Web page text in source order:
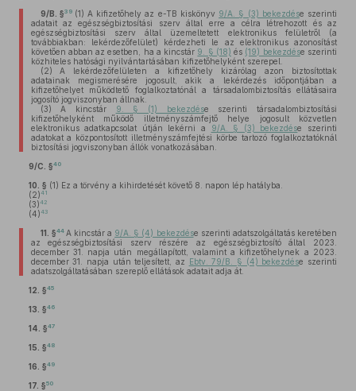
9/B. §39 (1) A kifizetőhely az e-TB kiskönyv 9/A. § (3) bekezdése szerinti
adatait az egészségbiztosítási szerv által erre a célra létrehozott és az
egészségbiztosítási szerv által üzemeltetett elektronikus felületről (a
továbbiakban: lekérdezőfelület) kérdezheti le az elektronikus azonosítást
követően abban az esetben, ha a kincstár 9. § (18) és (19) bekezdése szerinti
közhiteles hatósági nyilvántartásában kifizetőhelyként szerepel.
(2) A lekérdezőfelületen a kifizetőhely kizárólag azon biztosítottak
adatainak megismerésére jogosult, akik a lekérdezés időpontjában a
kifizetőhelyet működtető foglalkoztatónál a társadalombiztosítás ellátásaira
jogosító jogviszonyban állnak.
(3) A kincstár 9. § (1) bekezdése szerinti társadalombiztosítási
kifizetőhelyként működő illetményszámfejtő helye jogosult közvetlen
elektronikus adatkapcsolat útján lekérni a
9/A. § (3) bekezdése szerinti
adatokat a központosított illetményszámfejtési körbe tartozó foglalkoztatóknál
biztosítási jogviszonyban állók vonatkozásában.
9/C. §40
10. § (1) Ez a törvény a kihirdetését követő 8. napon lép hatályba.
(2)41
(3)42
(4)43
11. §44 A kincstár a 9/A. § (4) bekezdése szerinti adatszolgáltatás keretében
az egészségbiztosítási szerv részére az egészségbiztosító által 2023.
december 31. napja után megállapított, valamint a kifizetőhelynek a 2023.
december 31. napja után teljesített, az Ebtv. 79/B. § (4) bekezdése szerinti
adatszolgáltatásában szereplő ellátások adatait adja át.
12. §45
13. §46
14. §47
15. §48
16. §49
17. §50